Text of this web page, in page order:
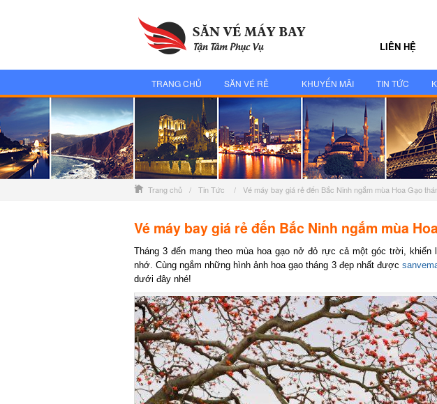
LIÊN HỆ
TRANG CHỦ SĂN VÉ RẺ KHUYẾN MÃI TIN TỨC
Trang chủ / Tin Tức / Vé máy bay giá rẻ đến Bắc Ninh ngắm mùa Hoa Gạo
Vé máy bay giá rẻ đến Bắc Ninh ngắm mùa
Tháng 3 đến mang theo mùa hoa gạo nở đỏ rực cả một góc trời, khiến
nhớ. Cùng ngắm những hình ảnh hoa gạo tháng 3 đẹp nhất được
dưới đây nhé!